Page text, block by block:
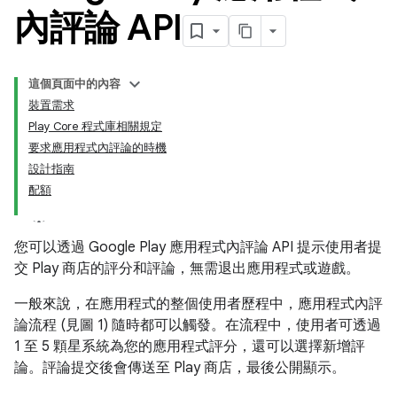
內評論 API
這個頁面中的內容
裝置需求
Play Core 程式庫相關規定
要求應用程式內評論的時機
設計指南
配額
您可以透過 Google Play 應用程式內評論 API 提示使用者提
交 Play 商店的評分和評論，無需退出應用程式或遊戲。
一般來說，在應用程式的整個使用者歷程中，應用程式內評
論流程 (見圖 1) 隨時都可以觸發。在流程中，使用者可透過
1 至 5 顆星系統為您的應用程式評分，還可以選擇新增評
論。評論提交後會傳送至 Play 商店，最後公開顯示。